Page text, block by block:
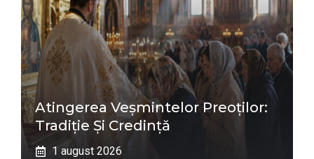
Atingerea Veșmintelor Preoților:
Tradiție Și Credință
1 august 2026